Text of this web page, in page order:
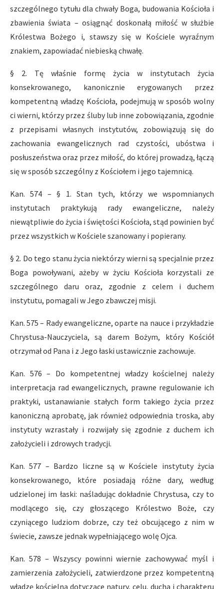
szczególnego tytułu dla chwały Boga, budowania Kościoła i
zbawienia świata – osiągnąć doskonałą miłość w służbie
Królestwa Bożego i, stawszy się w Kościele wyraźnym
znakiem, zapowiadać niebieską chwałę.
§ 2. Tę właśnie formę życia w instytutach życia
konsekrowanego, kanonicznie erygowanych przez
kompetentną władzę Kościoła, podejmują w sposób wolny
ci wierni, którzy przez śluby lub inne zobowiązania, zgodnie
z przepisami własnych instytutów, zobowiązują się do
zachowania ewangelicznych rad czystości, ubóstwa i
posłuszeństwa oraz przez miłość, do której prowadzą, łączą
się w sposób szczególny z Kościołem i jego tajemnicą.
Kan. 574 – § 1. Stan tych, którzy we wspomnianych
instytutach praktykują rady ewangeliczne, należy
niewątpliwie do życia i świętości Kościoła, stąd powinien być
przez wszystkich w Kościele szanowany i popierany.
§ 2. Do tego stanu życia niektórzy wierni są specjalnie przez
Boga powoływani, ażeby w życiu Kościoła korzystali ze
szczególnego daru oraz, zgodnie z celem i duchem
instytutu, pomagali w Jego zbawczej misji.
Kan. 575 – Rady ewangeliczne, oparte na nauce i przykładzie
Chrystusa-Nauczyciela, są darem Bożym, który Kościół
otrzymał od Pana i z Jego łaski ustawicznie zachowuje.
Kan. 576 – Do kompetentnej władzy kościelnej należy
interpretacja rad ewangelicznych, prawne regulowanie ich
praktyki, ustanawianie stałych form takiego życia przez
kanoniczną aprobatę, jak również odpowiednia troska, aby
instytuty wzrastały i rozwijały się zgodnie z duchem ich
założycieli i zdrowych tradycji.
Kan. 577 – Bardzo liczne są w Kościele instytuty życia
konsekrowanego, które posiadają różne dary, według
udzielonej im łaski: naśladując dokładnie Chrystusa, czy to
modlącego się, czy głoszącego Królestwo Boże, czy
czyniącego ludziom dobrze, czy też obcującego z nim w
świecie, zawsze jednak wypełniającego wolę Ojca.
Kan. 578 – Wszyscy powinni wiernie zachowywać myśl i
zamierzenia założycieli, zatwierdzone przez kompetentną
władzę kościelną dotyczące natury, celu, ducha i charakteru